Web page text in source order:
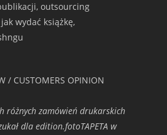
outsourcing
wydać książkę,
/ CUSTOMERS OPINION
różnych zamówień drukarskich
dla edition.fotoTAPETA w